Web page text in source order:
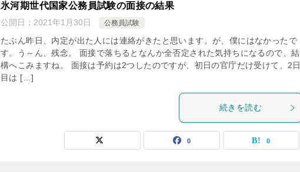
氷河期世代国家公務員試験の面接の結果
公開日： 2021年1月30日 公務員試験
たぶん昨日、内定が出た人には連絡がきたと思います。が、僕にはなかったで
す。う～ん、残念。 面接で落ちるとなんか全否定された気持ちになるので、結
構へこみますね。 面接は予約は2つしたのですが、初日の官庁だけ受けて、2日
目は […]
続きを読む
0 0